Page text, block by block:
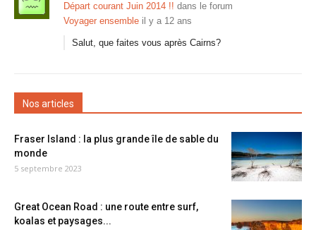
Départ courant Juin 2014 !! dans le forum
Voyager ensemble il y a 12 ans
Salut, que faites vous après Cairns?
Nos articles
Fraser Island : la plus grande île de sable du
monde
5 septembre 2023
Great Ocean Road : une route entre surf,
koalas et paysages...